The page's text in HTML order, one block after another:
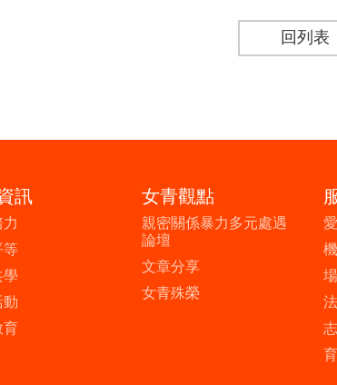
回列表
訊
等
學
動
育
女青觀點
親密關係暴力多元處遇
論壇
文章分享
女青殊榮